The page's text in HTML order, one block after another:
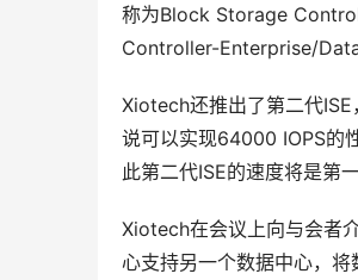
称为Block Storage
Controller-Enterprise/
Xiotech还推出了第二代
说可以实现64000 IOPS的
此第二代ISE的速度将是第
Xiotech在会议上向与会者
心支持另一个数据中心，将